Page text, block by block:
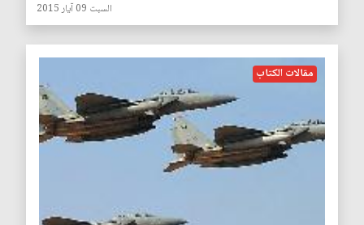
السبت 09 آيار 2015
مقالات الكتاب